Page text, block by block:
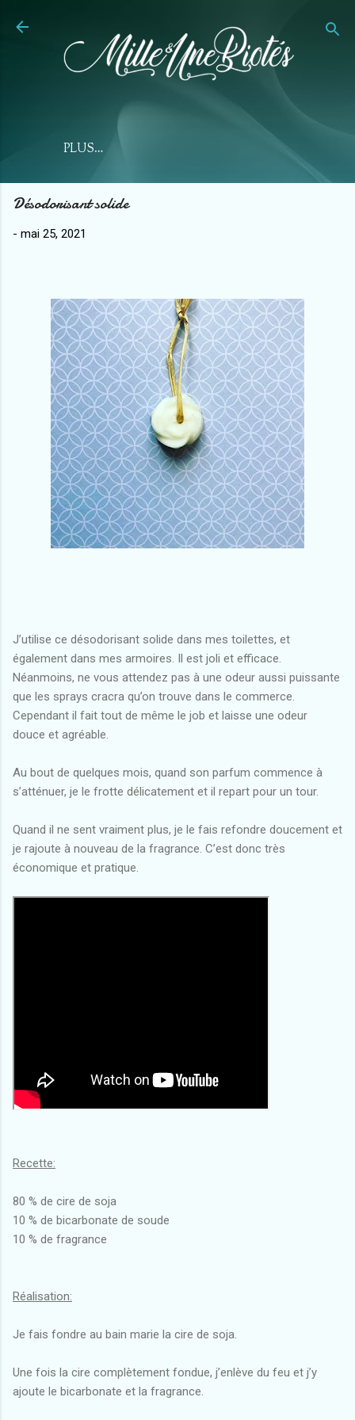
PLUS…
Désodorisant solide
- mai 25, 2021
J’utilise ce désodorisant solide dans mes toilettes, et
également dans mes armoires. Il est joli et efficace.
Néanmoins, ne vous attendez pas à une odeur aussi puissante
que les sprays cracra qu’on trouve dans le commerce.
Cependant il fait tout de même le job et laisse une odeur
douce et agréable.
Au bout de quelques mois, quand son parfum commence à
s’atténuer, je le frotte délicatement et il repart pour un tour.
Quand il ne sent vraiment plus, je le fais refondre doucement et
je rajoute à nouveau de la fragrance. C’est donc très
économique et pratique.
Recette:
80 % de cire de soja
10 % de bicarbonate de soude
10 % de fragrance
Réalisation:
Je fais fondre au bain marie la cire de soja.
Une fois la cire complètement fondue, j’enlève du feu et j’y
ajoute le bicarbonate et la fragrance.